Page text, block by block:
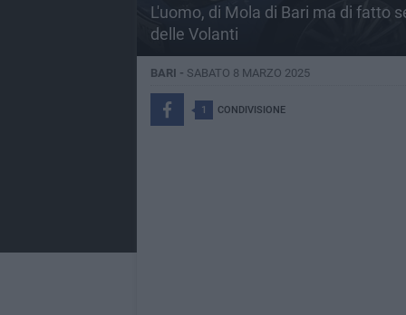
L'uomo, di Mola di Bari ma di fatto
delle Volanti
BARI - SABATO 8 MARZO 2025
1 CONDIVISIONE